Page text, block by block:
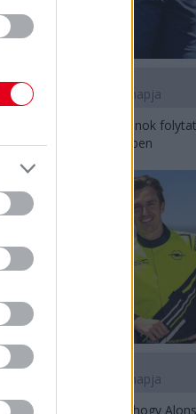
2 napja
Újabb korábbi F2-es bajnok
E-ben
2 napja
Newey biztos benne, hogy